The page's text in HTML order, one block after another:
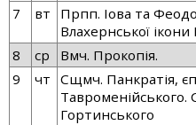
7
вт
Прпп. Іова та
Влахернської
8
ср
Вмч. Прокопія.
9
чт
Сщмч. Панкратія,
Гортинського